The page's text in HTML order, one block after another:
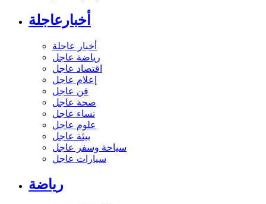
أخبارعاجلة
أخبار عاجلة
رياضة عاجل
اقتصاد عاجل
إعلام عاجل
فن عاجل
صحة عاجل
نساء عاجل
علوم عاجل
بيئة عاجل
سياحة وسفر عاجل
سيارات عاجل
رياضة